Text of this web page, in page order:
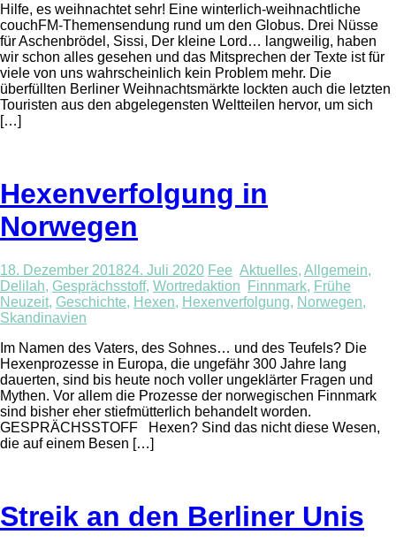
Hilfe, es weihnachtet sehr! Eine winterlich-weihnachtliche
couchFM-Themensendung rund um den Globus. Drei Nüsse
für Aschenbrödel, Sissi, Der kleine Lord… langweilig, haben
wir schon alles gesehen und das Mitsprechen der Texte ist für
viele von uns wahrscheinlich kein Problem mehr. Die
überfüllten Berliner Weihnachtsmärkte lockten auch die letzten
Touristen aus den abgelegensten Weltteilen hervor, um sich
[…]
Hexenverfolgung in
Norwegen
18. Dezember 201824. Juli 2020 Fee Aktuelles, Allgemein,
Delilah, Gesprächsstoff, Wortredaktion Finnmark, Frühe
Neuzeit, Geschichte, Hexen, Hexenverfolgung, Norwegen,
Skandinavien
Im Namen des Vaters, des Sohnes… und des Teufels? Die
Hexenprozesse in Europa, die ungefähr 300 Jahre lang
dauerten, sind bis heute noch voller ungeklärter Fragen und
Mythen. Vor allem die Prozesse der norwegischen Finnmark
sind bisher eher stiefmütterlich behandelt worden.
GESPRÄCHSSTOFF Hexen? Sind das nicht diese Wesen,
die auf einem Besen […]
Streik an den Berliner Unis